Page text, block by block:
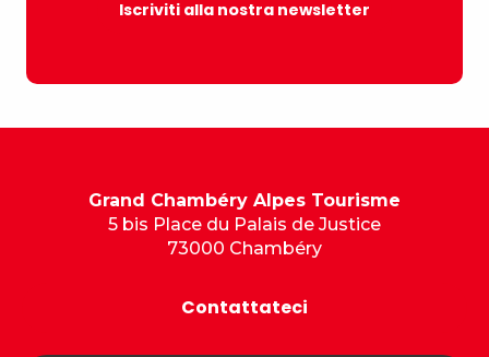
Iscriviti alla nostra newsletter
Grand Chambéry Alpes Tourisme
5 bis Place du Palais de Justice
73000 Chambéry
Contattateci